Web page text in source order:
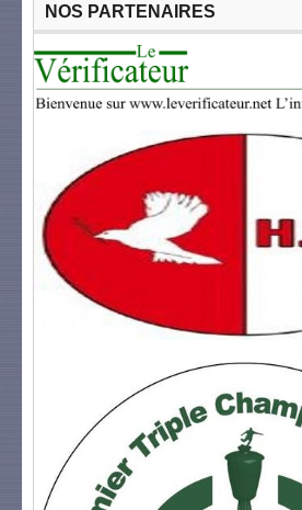
NOS PARTENAIRES